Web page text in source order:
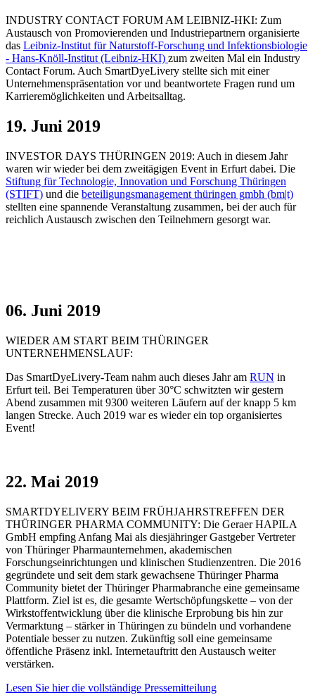
INDUSTRY CONTACT FORUM AM LEIBNIZ-HKI: Zum
Austausch von Promovierenden und Industriepartnern organisierte
das Leibniz-Institut für Naturstoff-Forschung und Infektionsbiologie
- Hans-Knöll-Institut (Leibniz-HKI) zum zweiten Mal ein Industry
Contact Forum. Auch SmartDyeLivery stellte sich mit einer
Unternehmenspräsentation vor und beantwortete Fragen rund um
Karrieremöglichkeiten und Arbeitsalltag.
19. Juni 2019
INVESTOR DAYS THÜRINGEN 2019: Auch in diesem Jahr
waren wir wieder bei dem zweitägigen Event in Erfurt dabei. Die
Stiftung für Technologie, Innovation und Forschung Thüringen
(STIFT) und die beteiligungsmanagement thüringen gmbh (bm|t)
stellten eine spannende Veranstaltung zusammen, bei der auch für
reichlich Austausch zwischen den Teilnehmern gesorgt war.
06. Juni 2019
WIEDER AM START BEIM THÜRINGER
UNTERNEHMENSLAUF:
Das SmartDyeLivery-Team nahm auch dieses Jahr am RUN in
Erfurt teil. Bei Temperaturen über 30°C schwitzten wir gestern
Abend zusammen mit 9300 weiteren Läufern auf der knapp 5 km
langen Strecke. Auch 2019 war es wieder ein top organisiertes
Event!
22. Mai 2019
SMARTDYELIVERY BEIM FRÜHJAHRSTREFFEN DER
THÜRINGER PHARMA COMMUNITY: Die Geraer HAPILA
GmbH empfing Anfang Mai als diesjähringer Gastgeber Vertreter
von Thüringer Pharmaunternehmen, akademischen
Forschungseinrichtungen und klinischen Studienzentren. Die 2016
gegründete und seit dem stark gewachsene Thüringer Pharma
Community bietet der Thüringer Pharmabranche eine gemeinsame
Plattform. Ziel ist es, die gesamte Wertschöpfungskette – von der
Wirkstoffentwicklung über die klinische Erprobung bis hin zur
Vermarktung – stärker in Thüringen zu bündeln und vorhandene
Potentiale besser zu nutzen. Zukünftig soll eine gemeinsame
öffentliche Präsenz inkl. Internetauftritt den Austausch weiter
verstärken.
Lesen Sie hier die vollständige Pressemitteilung